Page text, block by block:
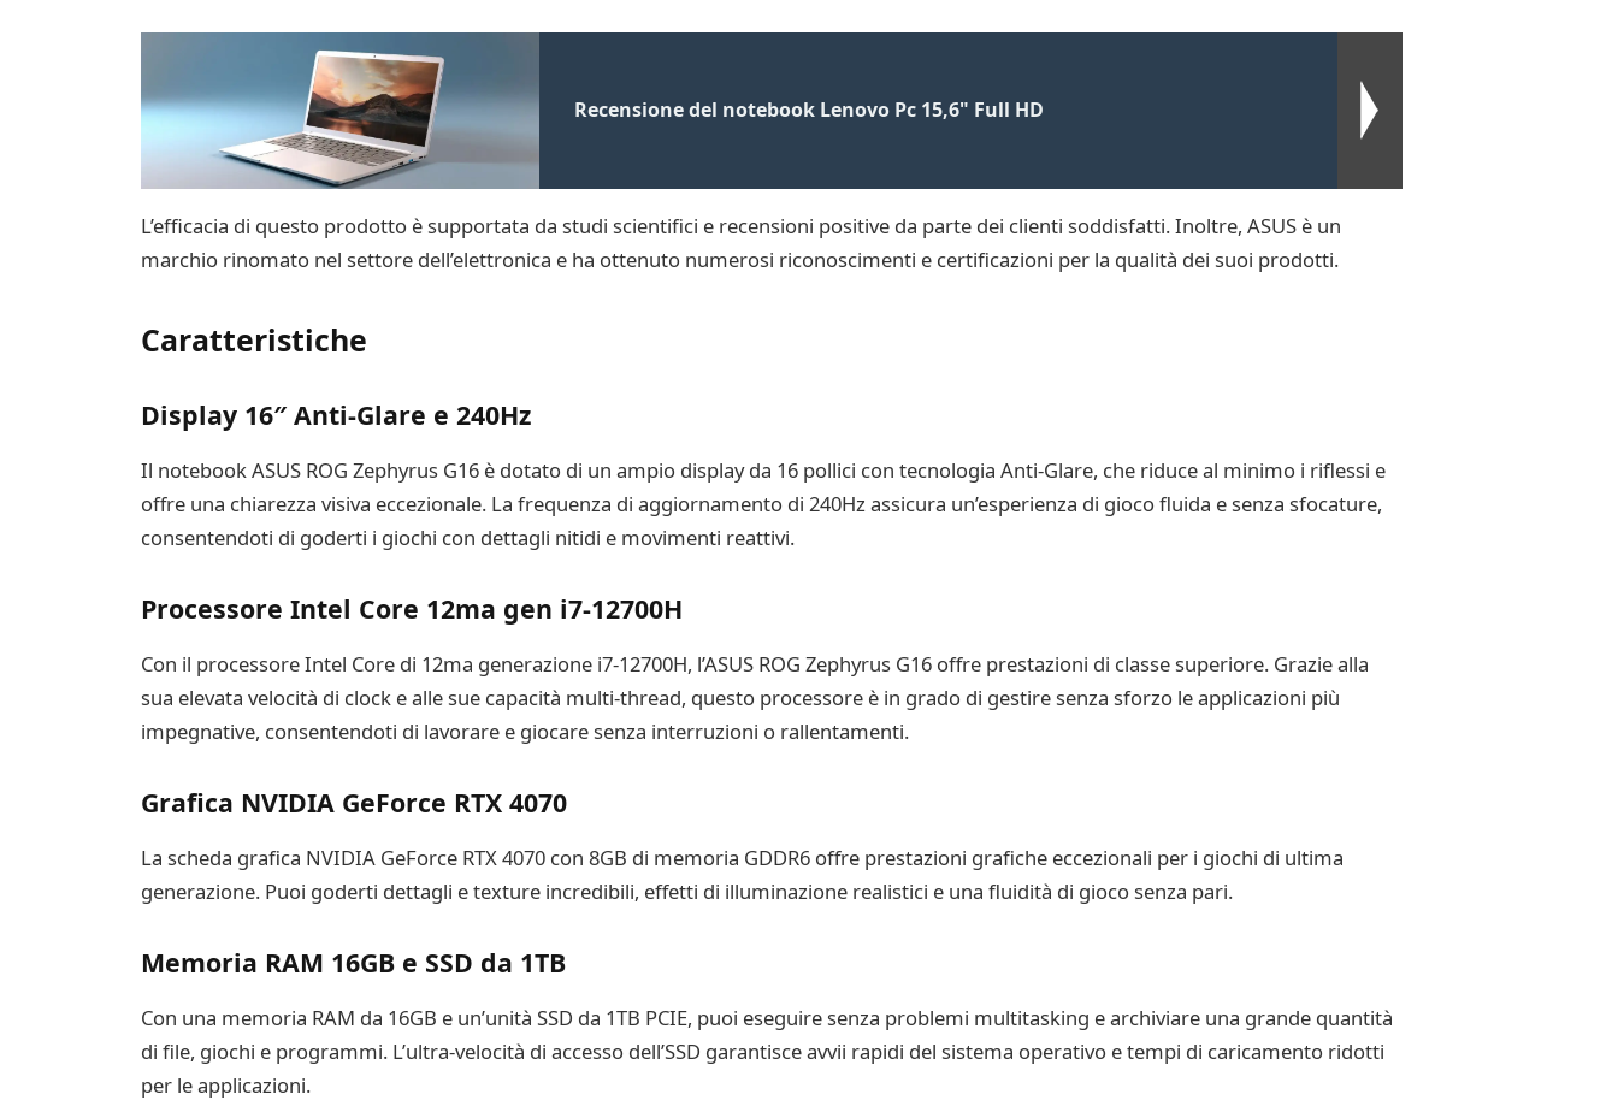
Recensione del notebook Lenovo Pc 15,6" Full HD
L’efficacia di questo prodotto è supportata da studi scientifici e recensioni positive da parte dei clienti soddisfatti. Inoltre, ASUS è un
marchio rinomato nel settore dell’elettronica e ha ottenuto numerosi riconoscimenti e certificazioni per la qualità dei suoi prodotti.
Caratteristiche
Display 16″ Anti-Glare e 240Hz
Il notebook ASUS ROG Zephyrus G16 è dotato di un ampio display da 16 pollici con tecnologia Anti-Glare, che riduce al minimo i riflessi e
offre una chiarezza visiva eccezionale. La frequenza di aggiornamento di 240Hz assicura un’esperienza di gioco fluida e senza sfocature,
consentendoti di goderti i giochi con dettagli nitidi e movimenti reattivi.
Processore Intel Core 12ma gen i7-12700H
Con il processore Intel Core di 12ma generazione i7-12700H, l’ASUS ROG Zephyrus G16 offre prestazioni di classe superiore. Grazie alla
sua elevata velocità di clock e alle sue capacità multi-thread, questo processore è in grado di gestire senza sforzo le applicazioni più
impegnative, consentendoti di lavorare e giocare senza interruzioni o rallentamenti.
Grafica NVIDIA GeForce RTX 4070
La scheda grafica NVIDIA GeForce RTX 4070 con 8GB di memoria GDDR6 offre prestazioni grafiche eccezionali per i giochi di ultima
generazione. Puoi goderti dettagli e texture incredibili, effetti di illuminazione realistici e una fluidità di gioco senza pari.
Memoria RAM 16GB e SSD da 1TB
Con una memoria RAM da 16GB e un’unità SSD da 1TB PCIE, puoi eseguire senza problemi multitasking e archiviare una grande quantità
di file, giochi e programmi. L’ultra-velocità di accesso dell’SSD garantisce avvii rapidi del sistema operativo e tempi di caricamento ridotti
per le applicazioni.